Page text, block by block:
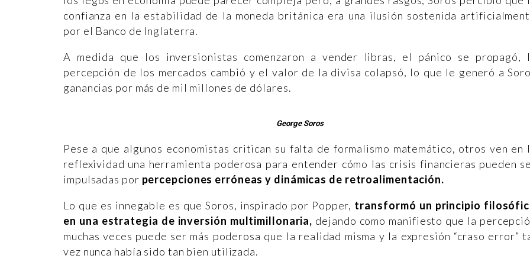
confianza en la estabilidad de la moneda británica era una ilusión sostenida
por el Banco de Inglaterra.
A medida que los inversionistas comenzaron a vender libras, el pánico se propagó,
percepción de los mercados cambió y el valor de la divisa colapsó, lo que le generó a
ganancias por más de mil millones de dólares.
George Soros
Pese a que algunos economistas critican su falta de formalismo matemático, otros ven en
reflexividad una herramienta poderosa para entender cómo las crisis financieras pueden
impulsadas por percepciones erróneas y dinámicas de retroalimentación.
Lo que es innegable es que Soros, inspirado por Popper, transformó un principio
en una estrategia de inversión multimillonaria, dejando como manifiesto que la
muchas veces puede ser más poderosa que la realidad misma y la expresión “craso error”
vez nunca había sido tan bien utilizada.